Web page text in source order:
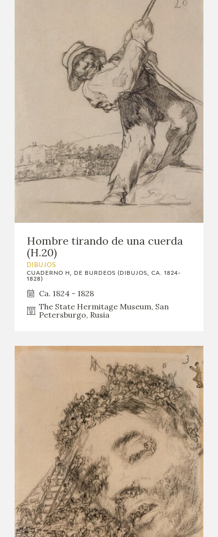
Hombre tirando de una cuerda
(H.20)
DIBUJOS
CUADERNO H, DE BURDEOS (DIBUJOS, CA. 1824-
1828)
Ca. 1824 - 1828
The State Hermitage Museum, San
Petersburgo, Rusia